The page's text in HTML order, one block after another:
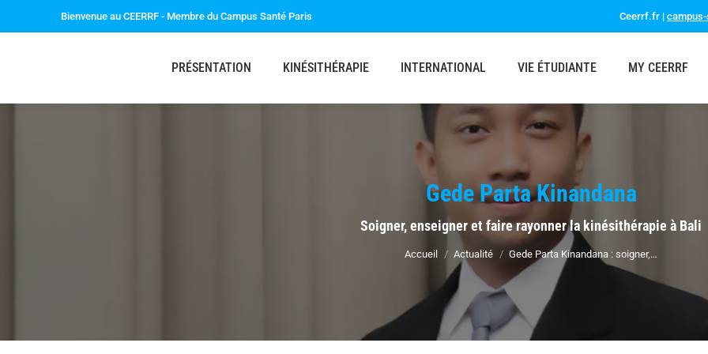
Bienvenue au CEERRF - Membre du Campus Santé Paris Ceerrf.fr |
PRÉSENTATION KINÉSITHÉRAPIE INTERNATIONAL VIE ÉTUDIANTE MY CEERRF
Gede Parta Kinandana
Soigner, enseigner et faire rayonner la kinésithérapie à Bali
Vous êtes ici :
Accueil Actualité Gede Parta Kinandana : soigner,…